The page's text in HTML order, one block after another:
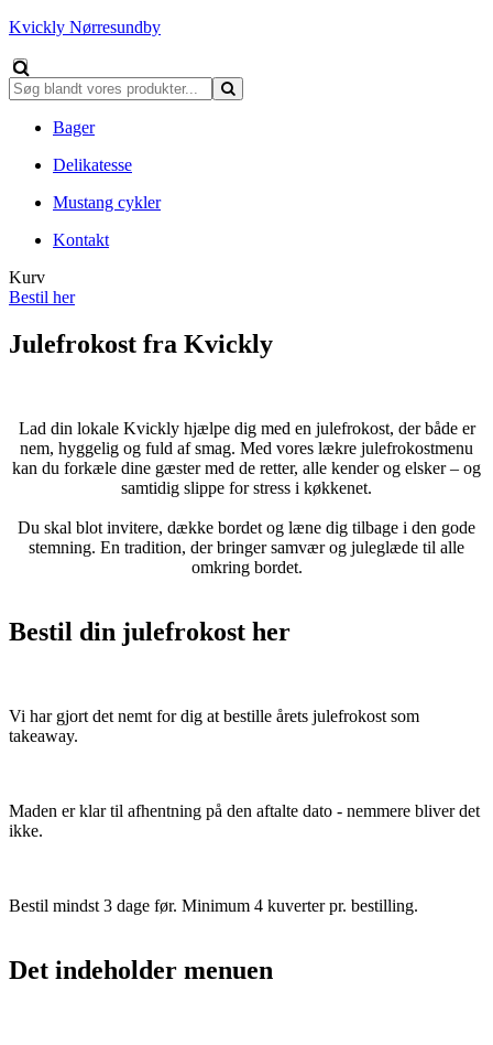
Kvickly Nørresundby
Bager
Delikatesse
Mustang cykler
Kontakt
Kurv
Bestil her
Julefrokost fra Kvickly
Lad din lokale Kvickly hjælpe dig med en julefrokost, der både er
nem, hyggelig og fuld af smag. Med vores lækre julefrokostmenu
kan du forkæle dine gæster med de retter, alle kender og elsker – og
samtidig slippe for stress i køkkenet.
Du skal blot invitere, dække bordet og læne dig tilbage i den gode
stemning. En tradition, der bringer samvær og juleglæde til alle
omkring bordet.
Bestil din julefrokost her
Vi har gjort det nemt for dig at bestille årets julefrokost som
takeaway.
Maden er klar til afhentning på den aftalte dato - nemmere bliver det
ikke.
Bestil mindst 3 dage før. Minimum 4 kuverter pr. bestilling.
Det indeholder menuen